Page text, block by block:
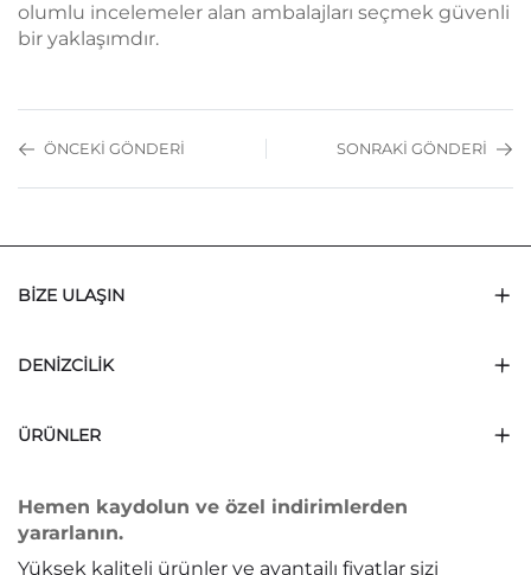
olumlu incelemeler alan ambalajları seçmek güvenli
bir yaklaşımdır.
ÖNCEKI GÖNDERI SONRAKI GÖNDERI
BIZE ULAŞIN
DENIZCILIK
ÜRÜNLER
Hemen kaydolun ve özel indirimlerden
yararlanın.
Yüksek kaliteli ürünler ve avantajlı fiyatlar sizi